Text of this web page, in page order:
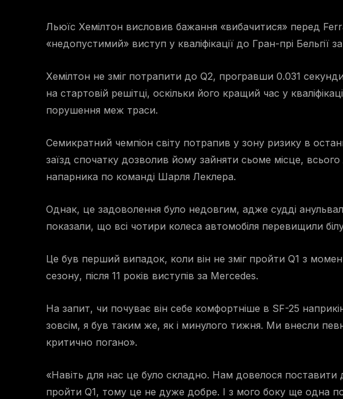
Льюїс Хемілтон висловив бажання «вибачитися» перед
«недопустимий» виступ у кваліфікації до Гран-прі Бельгії
Хемілтон не зміг потрапити до Q2, програвши 0.031
на стартовій решітці, оскільки його кращий час у
порушення меж траси.
Семикратний чемпіон світу потрапив у зону ризику в
заїзд спочатку дозволив йому зайняти сьоме місце,
напарника по команді Шарля Леклера.
Однак, це задоволення було недовгим, адже судді
показали, що всі чотири колеса автомобіля перевищили
Це був перший випадок, коли він не зміг пройти Q1 з
сезону, після 11 років виступів за Mercedes.
На запит, чи почуває він себе комфортніше в SF-25
зовсім, я був таким же, як і минулого тижня. Ми внесли
критично погано».
«Навіть для нас це було складно. Нам довелося
пройти Q1, тому це не дуже добре. І з мого боку ще одна